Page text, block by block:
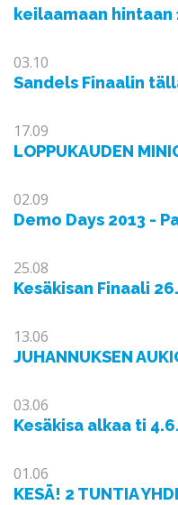
keilaamaan
03.10
Sandels Finaalin
17.09
LOPPUKAUDEN
02.09
Demo Days 2013 -
25.08
Kesäkisan Finaali
13.06
JUHANNUKSEN
03.06
Kesäkisa alkaa ti
01.06
KESÄ! 2 TUNTIA